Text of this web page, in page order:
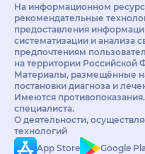
На информационном
рекомендательные
предоставления
систематизации и анализа
предпочтениям
на территории Российской
Материалы, размещённые
постановки диагноза и
Имеются
специалиста.
О деятельности,
технологий
App Store
Google